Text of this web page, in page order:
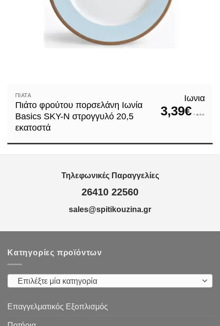
ΠΙΆΤΑ
Πιάτο φρούτου πορσελάνη Ιωνία
Basics SKY-N στρογγυλό 20,5
εκατοστά
Ιωνια
3,39€ + φ.π.α.
Τηλεφωνικές Παραγγελίες
26410 22560
sales@spitikouzina.gr
Κατηγορίες προϊόντων
Επιλέξτε μία κατηγορία
Επαγγελματικός Εξοπλισμός